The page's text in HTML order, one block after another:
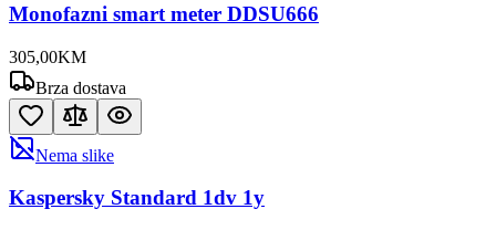
Monofazni smart meter DDSU666
305,00KM
Brza dostava
Nema slike
Kaspersky Standard 1dv 1y